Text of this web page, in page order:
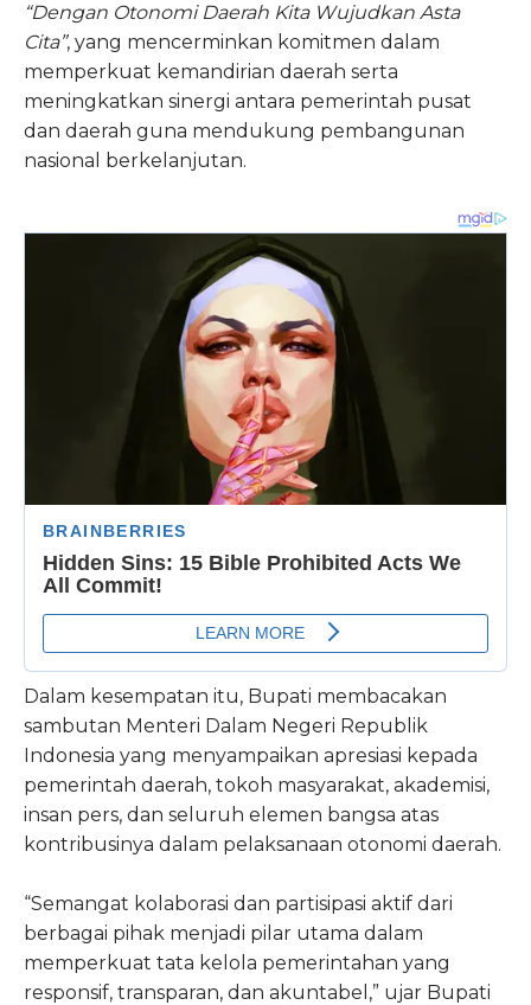
“Dengan Otonomi Daerah Kita Wujudkan Asta
Cita”, yang mencerminkan komitmen dalam
memperkuat kemandirian daerah serta
meningkatkan sinergi antara pemerintah pusat
dan daerah guna mendukung pembangunan
nasional berkelanjutan.
Dalam kesempatan itu, Bupati membacakan
sambutan Menteri Dalam Negeri Republik
Indonesia yang menyampaikan apresiasi kepada
pemerintah daerah, tokoh masyarakat, akademisi,
insan pers, dan seluruh elemen bangsa atas
kontribusinya dalam pelaksanaan otonomi daerah.
“Semangat kolaborasi dan partisipasi aktif dari
berbagai pihak menjadi pilar utama dalam
memperkuat tata kelola pemerintahan yang
responsif, transparan, dan akuntabel,” ujar Bupati